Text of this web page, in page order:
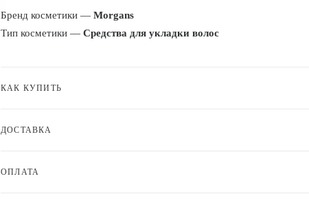
Бренд косметики — Morgans
Тип косметики — Средства для укладки волос
КАК КУПИТЬ
ДОСТАВКА
ОПЛАТА